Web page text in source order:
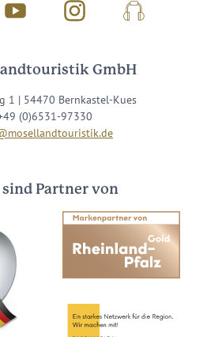
Youtube InstagramPodcast
GmbH
1 | 54470 Bernkastel-Kues
(0)6531-97330
Partner von